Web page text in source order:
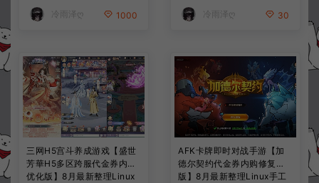
冷雨泽ღ 1000 冷雨泽ღ 30
三网H5宫斗养成游戏【盛世
芳華H5多区跨服代金券内购
优化版】8月最新整理Linux
AFK卡牌即时对战手游【加
德尔契约代金券内购修复
版】8月最新整理Linux手工